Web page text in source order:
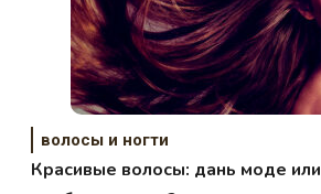
волосы и ногти
Красивые волосы: дань моде или